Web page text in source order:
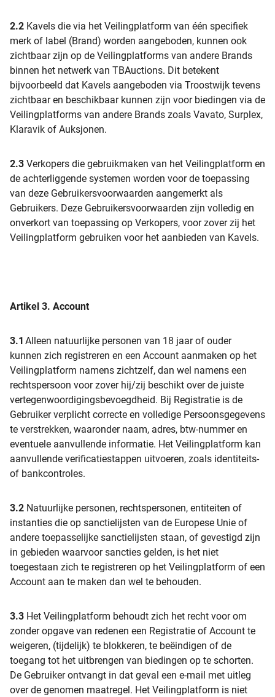
2.2 Kavels die via het Veilingplatform van één specifiek
merk of label (Brand) worden aangeboden, kunnen ook
zichtbaar zijn op de Veilingplatforms van andere Brands
binnen het netwerk van TBAuctions. Dit betekent
bijvoorbeeld dat Kavels aangeboden via Troostwijk tevens
zichtbaar en beschikbaar kunnen zijn voor biedingen via de
Veilingplatforms van andere Brands zoals Vavato, Surplex,
Klaravik of Auksjonen.
2.3 Verkopers die gebruikmaken van het Veilingplatform en
de achterliggende systemen worden voor de toepassing
van deze Gebruikersvoorwaarden aangemerkt als
Gebruikers. Deze Gebruikersvoorwaarden zijn volledig en
onverkort van toepassing op Verkopers, voor zover zij het
Veilingplatform gebruiken voor het aanbieden van Kavels.
Artikel 3. Account
3.1 Alleen natuurlijke personen van 18 jaar of ouder
kunnen zich registreren en een Account aanmaken op het
Veilingplatform namens zichtzelf, dan wel namens een
rechtspersoon voor zover hij/zij beschikt over de juiste
vertegenwoordigingsbevoegdheid. Bij Registratie is de
Gebruiker verplicht correcte en volledige Persoonsgegevens
te verstrekken, waaronder naam, adres, btw-nummer en
eventuele aanvullende informatie. Het Veilingplatform kan
aanvullende verificatiestappen uitvoeren, zoals identiteits-
of bankcontroles.
3.2 Natuurlijke personen, rechtspersonen, entiteiten of
instanties die op sanctielijsten van de Europese Unie of
andere toepasselijke sanctielijsten staan, of gevestigd zijn
in gebieden waarvoor sancties gelden, is het niet
toegestaan zich te registreren op het Veilingplatform of een
Account aan te maken dan wel te behouden.
3.3 Het Veilingplatform behoudt zich het recht voor om
zonder opgave van redenen een Registratie of Account te
weigeren, (tijdelijk) te blokkeren, te beëindigen of de
toegang tot het uitbrengen van biedingen op te schorten.
De Gebruiker ontvangt in dat geval een e-mail met uitleg
over de genomen maatregel. Het Veilingplatform is niet